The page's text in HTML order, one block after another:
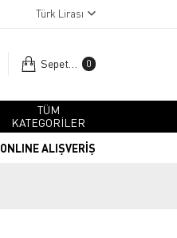
Türk Lirası
Sepetim 0
TÜM
KATEGORİLER
ONLINE ALIŞVERİŞ